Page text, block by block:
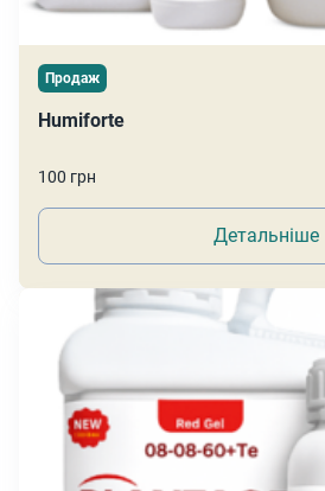
Продаж
Humiforte
100 грн
Детальніше